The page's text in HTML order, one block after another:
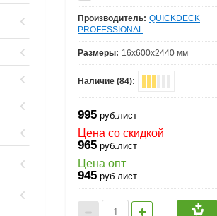
Производитель: QUICKDECK
PROFESSIONAL
Размеры: 16х600х2440 мм
Наличие (84):
995 руб.лист
Цена со скидкой
965 руб.лист
Цена опт
945 руб.лист